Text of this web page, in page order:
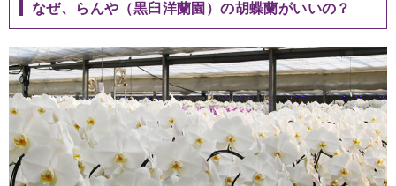
なぜ、らんや（黒臼洋蘭園）の胡蝶蘭がいいの？